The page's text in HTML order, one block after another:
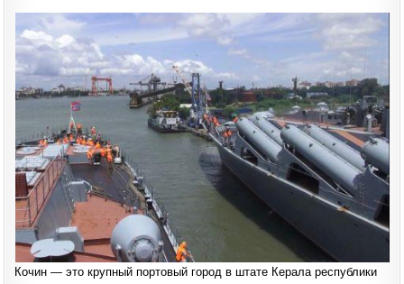
Кочин — это крупный портовый город в штате Керала республики